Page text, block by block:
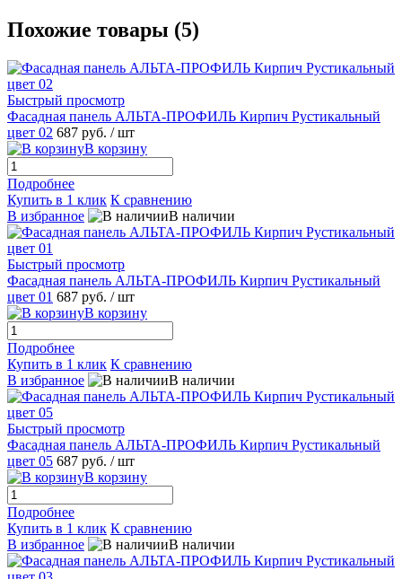
Похожие товары (5)
Быстрый просмотр
Фасадная панель АЛЬТА-ПРОФИЛЬ Кирпич Рустикальный
цвет 02 687 руб. / шт
В корзину
Подробнее
Купить в 1 клик К сравнению
В избранное
В наличии
Быстрый просмотр
Фасадная панель АЛЬТА-ПРОФИЛЬ Кирпич Рустикальный
цвет 01 687 руб. / шт
В корзину
Подробнее
Купить в 1 клик К сравнению
В избранное
В наличии
Быстрый просмотр
Фасадная панель АЛЬТА-ПРОФИЛЬ Кирпич Рустикальный
цвет 05 687 руб. / шт
В корзину
Подробнее
Купить в 1 клик К сравнению
В избранное
В наличии